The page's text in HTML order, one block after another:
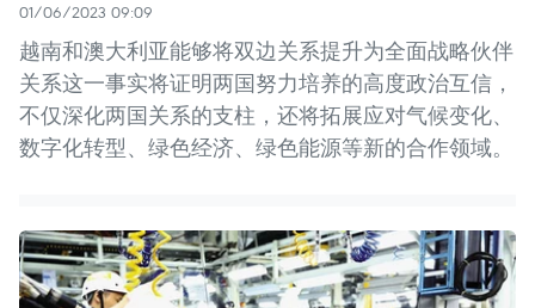
01/06/2023 09:09
越南和澳大利亚能够将双边关系提升为全面战略伙伴
关系这一事实将证明两国努力培养的高度政治互信，
不仅深化两国关系的支柱，还将拓展应对气候变化、
数字化转型、绿色经济、绿色能源等新的合作领域。